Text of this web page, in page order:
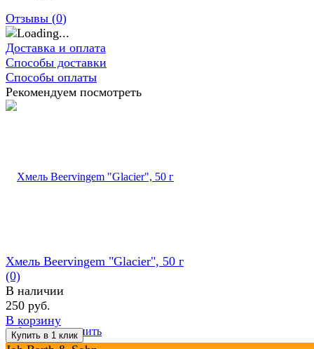
Отзывы (0)
Доставка и оплата
Способы доставки
Способы оплаты
Рекомендуем посмотреть
избранное сравнить
Хмель Beervingem "Glacier", 50 г
(0)
В наличии
250 руб.
В корзину